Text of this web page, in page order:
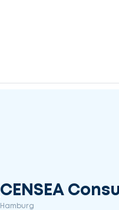
CENSEA
Hamburg